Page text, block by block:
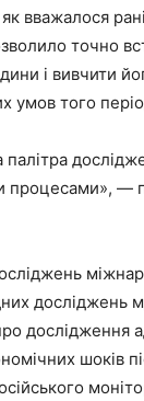
вважалося
точно
і вивчити
умов того
процесами», —
досліджень
дослідження
шоків